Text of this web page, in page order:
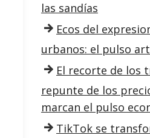
las sandías
Ecos del
urbanos: el pulso
El recorte de los
repunte de los
marcan el pulso
TikTok se